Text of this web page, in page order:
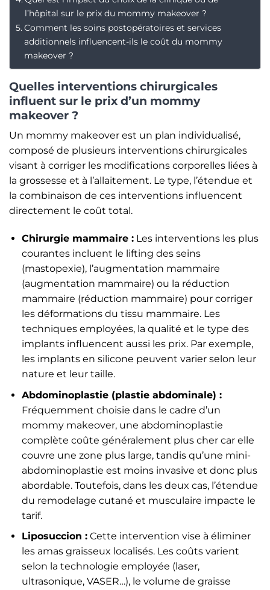
l’hôpital sur le prix du mommy makeover ?
Comment les soins postopératoires et services
additionnels influencent-ils le coût du mommy
makeover ?
Quelles interventions chirurgicales
influent sur le prix d’un mommy
makeover ?
Un mommy makeover est un plan individualisé,
composé de plusieurs interventions chirurgicales
visant à corriger les modifications corporelles liées à
la grossesse et à l’allaitement. Le type, l’étendue et
la combinaison de ces interventions influencent
directement le coût total.
Chirurgie mammaire :Les interventions les plus
courantes incluent le lifting des seins
(mastopexie), l’augmentation mammaire
(augmentation mammaire) ou la réduction
mammaire (réduction mammaire) pour corriger
les déformations du tissu mammaire. Les
techniques employées, la qualité et le type des
implants influencent aussi les prix. Par exemple,
les implants en silicone peuvent varier selon leur
nature et leur taille.
Abdominoplastie (plastie abdominale) :
Fréquemment choisie dans le cadre d’un
mommy makeover, une abdominoplastie
complète coûte généralement plus cher car elle
couvre une zone plus large, tandis qu’une mini-
abdominoplastie est moins invasive et donc plus
abordable. Toutefois, dans les deux cas, l’étendue
du remodelage cutané et musculaire impacte le
tarif.
Liposuccion :Cette intervention vise à éliminer
les amas graisseux localisés. Les coûts varient
selon la technologie employée (laser,
ultrasonique, VASER…), le volume de graisse